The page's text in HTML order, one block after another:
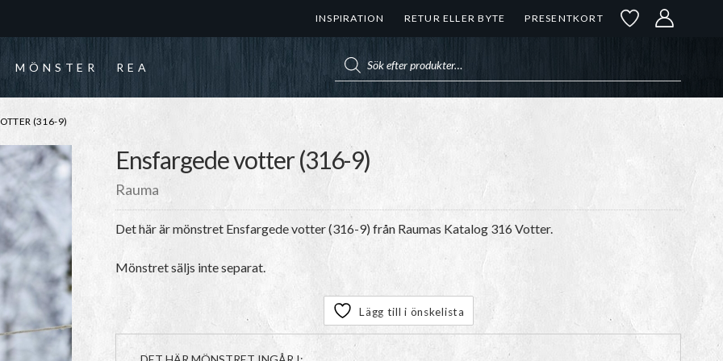
INSPIRATION RETUR ELLER BYTE PRESENTKORT
MÖNSTER REA
(316-9)
Ensfargede votter (316-9)
Rauma
Det här är mönstret Ensfargede votter (316-9) från Raumas Katalog 316 Votter.
Mönstret säljs inte separat.
Lägg till i önskelista